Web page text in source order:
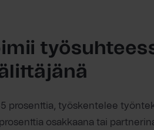
prosenttia, työskentelee
osakkaana tai